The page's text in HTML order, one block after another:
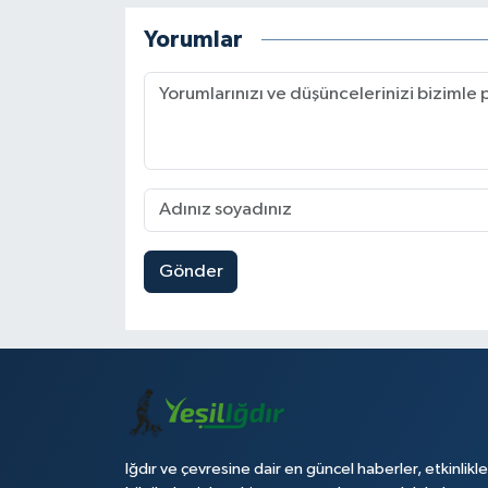
Yorumlar
Gönder
Iğdır ve çevresine dair en güncel haberler,